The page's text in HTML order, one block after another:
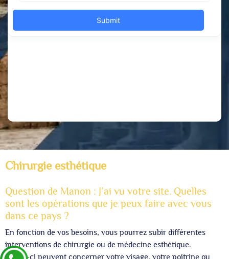
Chirurgie esthétique
Question de Manon : J’ai vu votre site. Quelles
sont les opérations que je peux faire avec vous
dans ce pays ?
En fonction de vos besoins, vous pourrez subir différentes
interventions de chirurgie ou de médecine esthétique.
Celles-ci peuvent concerner votre visage, votre poitrine ou